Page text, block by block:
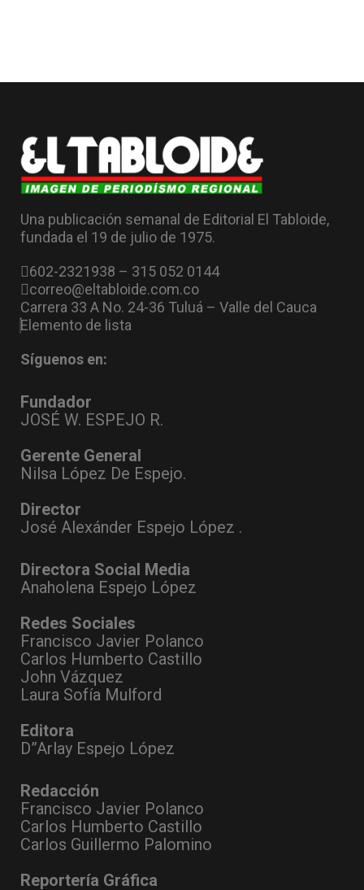
Una publicación semanal de Editorial El Tabloide,
fundada el 19 de julio de 1975.
602-2321938 – 315 052 0144
correo@eltabloide.com.co
Carrera 33 A No. 24-36 Tuluá – Valle del Cauca
Elemento de lista
Síguenos en:
Fundador
JOSÉ W. ESPEJO R.
Gerente General
Nilsa López De Espejo.
Director
José Alexánder Espejo López .
Directora Social Media
Anaholena Espejo López
Redes Sociales
Francisco Javier Polanco
Carlos Humberto Castillo
John Vázquez
Laura Sofía Mulford
Editora
D”Arlay Espejo López
Redacción
Francisco Javier Polanco
Carlos Humberto Castillo
Carlos Guillermo Palomino
Reportería Gráfica